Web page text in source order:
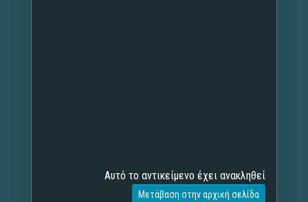
Αυτό το αντικείμενο έχει ανακληθεί
Μετάβαση στην αρχική σελίδα